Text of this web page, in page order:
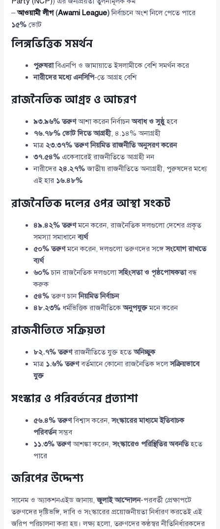
–আওয়ামী লীগ(Awami League)নির্বাচনে অংশ নিলে পেতে পারে
১৫% ভোট
লিঙ্গভিত্তিক সমর্থন
পুরুষরাবিএনপি ও জামায়াতে ইসলামীকে বেশি সমর্থন করে
নারীদের মধ্যে এনসিপি-তে আগ্রহ বেশি
রাজনৈতিক আগ্রহ ও আচরণ
৯৩.৯৬% তরুণআশা করেন নির্বাচনঅবাধ ও সুষ্ঠুহবে
৭৬.৭৮% ভোট দিতে আগ্রহী, ৪.১৪% অনাগ্রহী
মাত্র ২৩.৩৭% তরুণ নিয়মিত রাজনীতি অনুসরণ করেন
৩৭.৫৪% একেবারেই রাজনীতিতে আগ্রহী নন
নারীদের ২৪.২৭%জাতীয় রাজনীতিতে অনাগ্রহী, পুরুষদের মধ্যে
এই হার ১৬.৪৮%
রাজনৈতিক দলের ওপর আস্থা সংকট
৪৯.৪২% তরুণমনে করেন, রাজনৈতিক দলগুলো দেশের প্রকৃত
সমস্যা সমাধানেব্যর্থ
৫০% তরুণমনে করেন, দলগুলো তরুণদের সঙ্গেসংযোগ রাখতে
ব্যর্থ
৬০%চান রাজনৈতিক দলগুলোসহিংসতা ও পৃষ্ঠপোষকতাবন্ধ
করুক
৫৪%তরুণ চাননিয়মিত নির্বাচন
৪৮.২৩% ধর্মভিত্তিক রাজনীতিকেঅনুপযুক্তমনে করেন
রাজনীতিতে সক্রিয়তা
৮২.৭% তরুণরাজনীতিতে যুক্ত হতেঅনিচ্ছুক
মাত্র ১.৬% তরুণবর্তমানে কোনো রাজনৈতিক দলেসক্রিয়ভাবে
যুক্ত
সংস্কার ও পরিবর্তনের প্রত্যাশা
৫৬.৪% তরুণবিশ্বাস করেন,সংস্কারের মাধ্যমে ইতিবাচক
পরিবর্তনসম্ভব
১১.৩% তরুণআশঙ্কা করেন,সংস্কারেও পরিস্থিতির অবনতিহতে
পারে
জরিপের উদ্দেশ্য
সানেম ও অ্যাকশনএইড জানায়,জুলাই আন্দোলন-পরবর্তী প্রেক্ষাপটে
তরুণদের দৃষ্টিভঙ্গি, দাবি ও সংস্কারের প্রয়োজনীয়তা নির্ধারণ করতেই এই
জরিপ পরিচালনা করা হয়। লক্ষ্য হলো, তরুণদের কণ্ঠস্বর নীতিনির্ধারকদের